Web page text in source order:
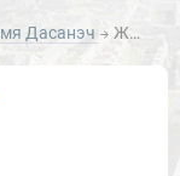
Дасанэч Женщина Дэсанэч. Эфиопия